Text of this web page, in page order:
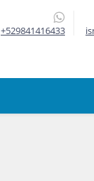
+529841416433